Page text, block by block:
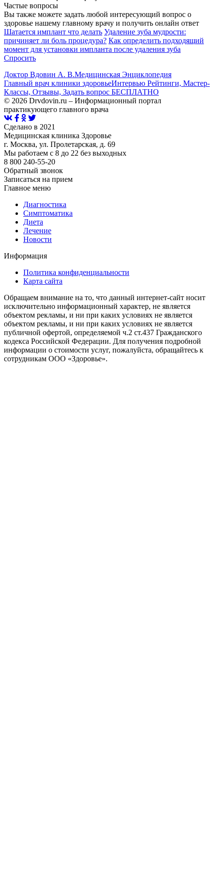
Частые вопросы
Вы также можете задать любой интересующий вопрос о
здоровье нашему главному врачу и получить онлайн ответ
Шатается имплант что делать Удаление зуба мудрости:
причиняет ли боль процедура? Как определить подходящий
момент для установки импланта после удаления зуба
Спросить
Доктор Вдовин А. В.Медицинская Энциклопедия
Главный врач клиники здоровьеИнтервью Рейтинги, Мастер-
Классы, Отзывы, Задать вопрос БЕСПЛАТНО
© 2026 Drvdovin.ru – Информационный портал
практикующего главного врача
Сделано в 2021
Медицинская клиника Здоровье
г. Москва, ул. Пролетарская, д. 69
Мы работаем с 8 до 22 без выходных
8 800 240-55-20
Обратный звонок
Записаться на прием
Главное меню
Диагностика
Cимптоматика
Диета
Лечение
Новости
Информация
Политика конфиденциальности
Карта сайта
Обращаем внимание на то, что данный интернет-сайт носит
исключительно информационный характер, не является
объектом рекламы, и ни при каких условиях не является
объектом рекламы, и ни при каких условиях не является
публичной офертой, определяемой ч.2 ст.437 Гражданского
кодекса Российской Федерации. Для получения подробной
информации о стоимости услуг, пожалуйста, обращайтесь к
сотрудникам ООО «Здоровье».